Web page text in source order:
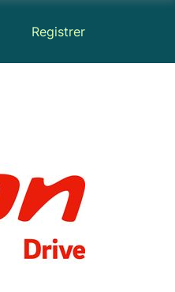
Registrer